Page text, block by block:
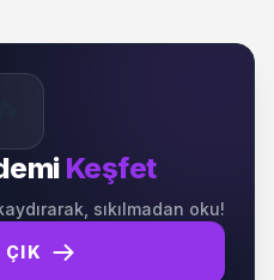
Keşfet
sıkılmadan oku!
ÇIK